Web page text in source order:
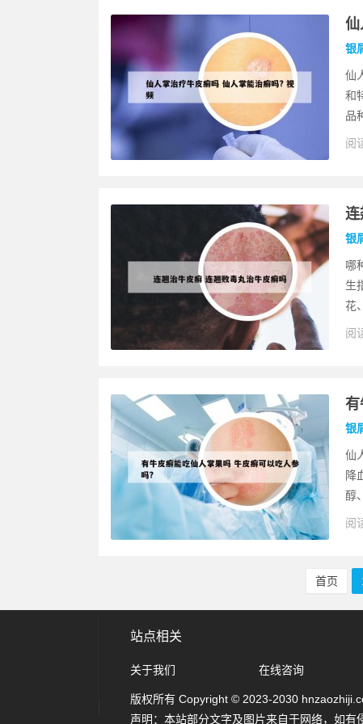
仙
银
仙
和
品
阅
连
银
哪
生
花
阅
有
银
仙
降
醇
阅
首页
站点相关
关于我们 在线咨询
版权所有 Copyright © 2023-2030
声明：本站部分文字及图片来自于网络，如有